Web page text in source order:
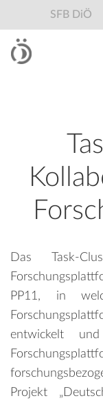
SFB DiÖ
Das Task-
PP11, in
entwickelt
Projekt